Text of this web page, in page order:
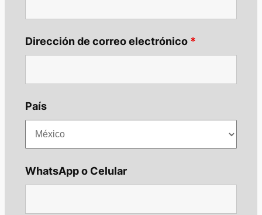
Dirección de correo electrónico *
País
WhatsApp o Celular